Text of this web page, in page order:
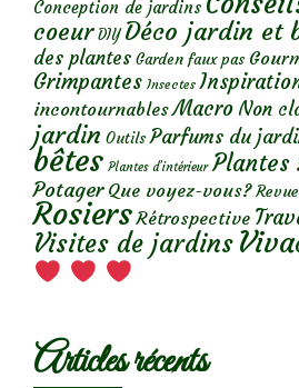
Conception de jardins
coeur DIY Déco jardin et
des plantes Garden faux pas
Grimpantes Insectes
incontournables Macro Non
jardin Outils Parfums du
bêtes Plantes d’intérieur Plantes
Potager Que voyez-vous?
Rosiers Rétrospective
Visites de jardins
Articles récents